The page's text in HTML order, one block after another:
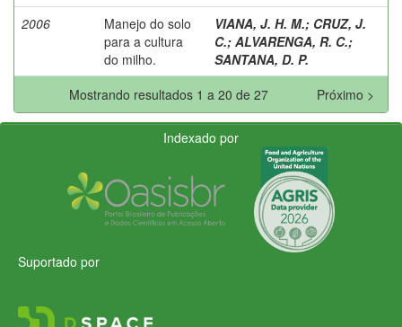
2006
Manejo do solo
para a cultura
do milho.
VIANA, J. H. M.; CRUZ, J.
C.; ALVARENGA, R. C.;
SANTANA, D. P.
Mostrando resultados 1 a 20 de 27
Próximo >
Indexado por
Suportado por